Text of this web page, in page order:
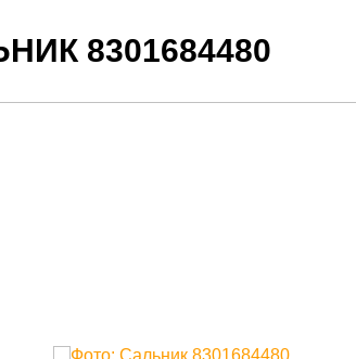
8301684480